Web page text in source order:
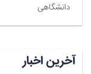
دانشگاهی
آخرین اخبار